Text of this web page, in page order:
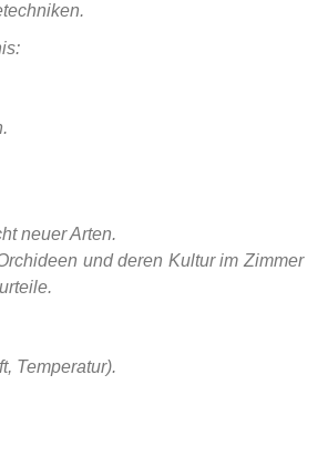
neuer Arten.
und deren Kultur im Zimmer
Temperatur).